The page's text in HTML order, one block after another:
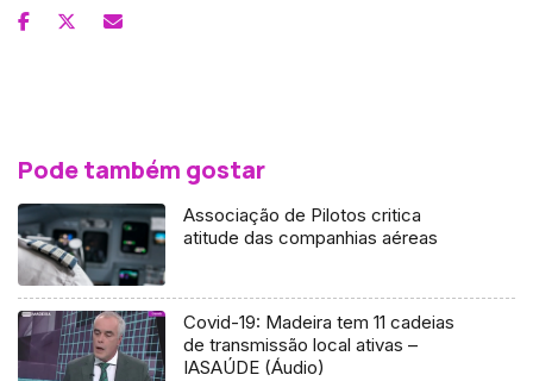
Pode também gostar
Associação de Pilotos critica
atitude das companhias aéreas
Covid-19: Madeira tem 11 cadeias
de transmissão local ativas –
IASAÚDE (Áudio)